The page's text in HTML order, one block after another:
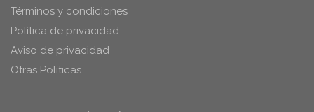
Términos y condiciones
Política de privacidad
Aviso de privacidad
Otras Políticas